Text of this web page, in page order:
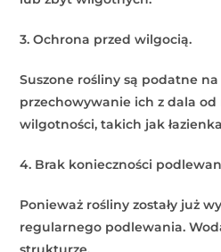
3. Ochrona przed wilgocią.
Suszone rośliny są podatne
przechowywanie ich z dala od
wilgotności, takich jak
4. Brak konieczności
Ponieważ rośliny zostały już
regularnego podlewania.